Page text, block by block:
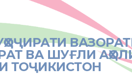
ВА ШУҒЛИ
ТОҶИКИСТОН